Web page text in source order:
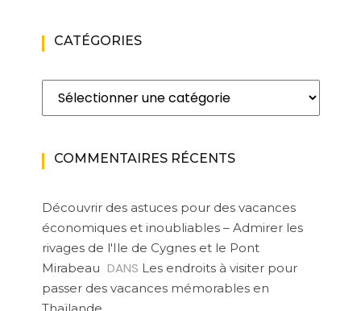
CATÉGORIES
Catégories
COMMENTAIRES RÉCENTS
Découvrir des astuces pour des vacances
économiques et inoubliables – Admirer les
rivages de l'Ile de Cygnes et le Pont
Mirabeau DANS Les endroits à visiter pour
passer des vacances mémorables en
Thaïlande